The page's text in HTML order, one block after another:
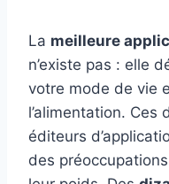
La meilleure
n’existe pas : elle
votre mode de vie
l’alimentation. Ces
éditeurs
des